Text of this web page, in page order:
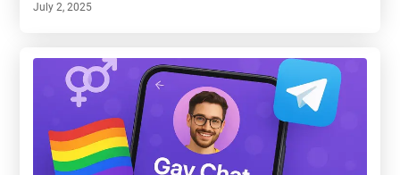
July 2, 2025